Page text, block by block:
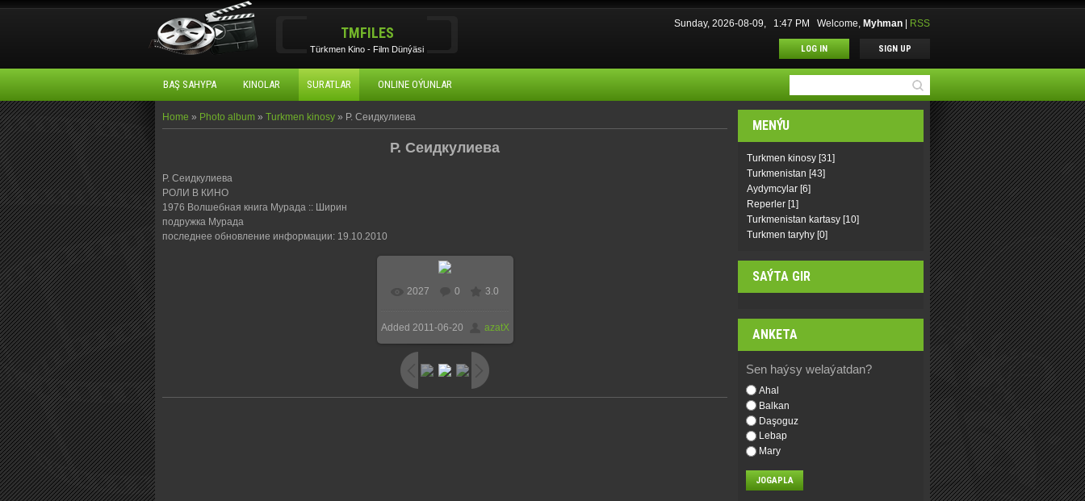
TMFILES
Türkmen Kino - Film Dünýäsi
Sunday, 2026-08-09, 1:47 PM Welcome, Myhman RSS
LOG IN SIGN UP
BAŞ SAHYPA KINOLAR SURATLAR ONLINE OÝUNLAR
Home » Photo album » Turkmen kinosy » Р. Сеидкулиева
Р. Сеидкулиева
Р. Сеидкулиева
РОЛИ В КИНО
1976 Волшебная книга Мурада :: Ширин
подружка Мурада
последнее обновление информации: 19.10.2010
2027 0 3.0
Added 2011-06-20 azatX
MENÝU
Turkmen kinosy [31]
Turkmenistan [43]
Aydymcylar [6]
Reperler [1]
Turkmenistan kartasy [10]
Turkmen taryhy [0]
SAÝTA GIR
ANKETA
Sen haýsy welaýatdan?
Ahal
Balkan
Daşoguz
Lebap
Mary